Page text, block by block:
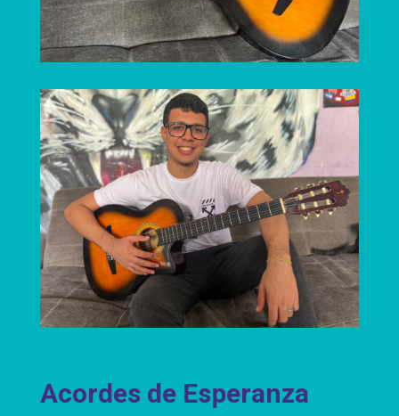
Acordes de Esperanza